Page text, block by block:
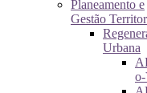
Planeamento e
Gestão
Urbana